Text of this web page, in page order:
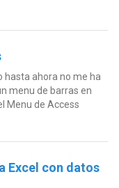
hasta ahora no me ha
menu de barras en
Menu de Access
Excel con datos